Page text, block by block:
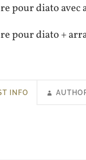
pour diato
pour diato +
INFO